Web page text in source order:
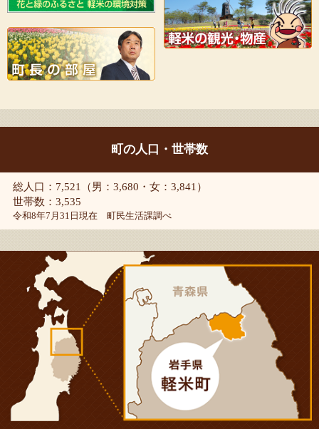
町の人口・世帯数
総人口：7,521（男：3,680・女：3,841）
世帯数：3,535
令和8年7月31日現在 町民生活課調べ